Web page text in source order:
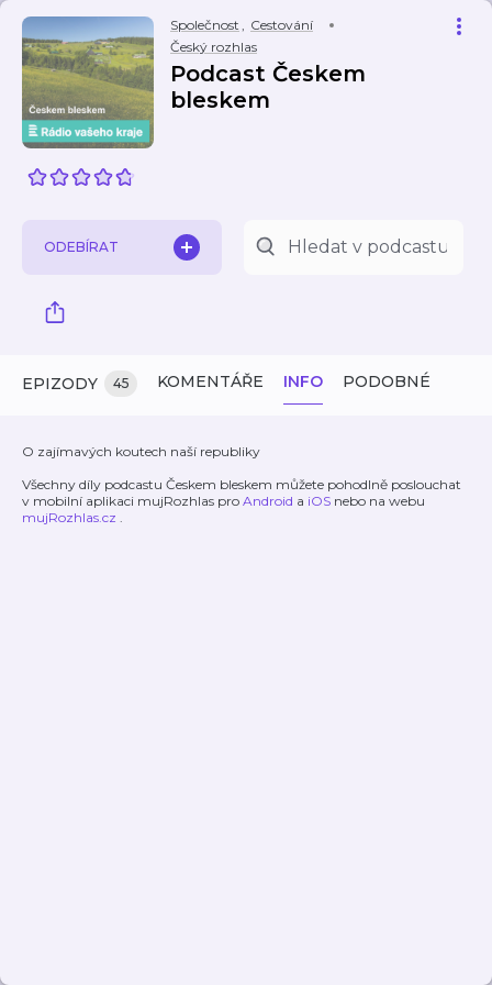
Společnost , Cestování
Český rozhlas
Podcast Českem
bleskem
ODEBÍRAT
EPIZODY 45 KOMENTÁŘE INFO PODOBNÉ
O zajímavých koutech naší republiky
Všechny díly podcastu Českem bleskem můžete pohodlně poslouchat
v mobilní aplikaci mujRozhlas pro Android a iOS nebo na webu
mujRozhlas.cz .